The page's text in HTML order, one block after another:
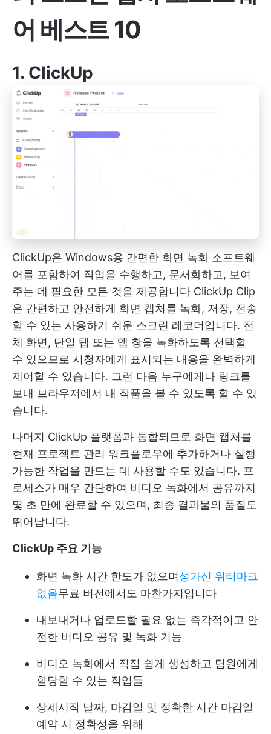
어 베스트 10
1. ClickUp
ClickUp은 Windows용 간편한 화면 녹화 소프트웨
어를 포함하여 작업을 수행하고, 문서화하고, 보여
주는 데 필요한 모든 것을 제공합니다 ClickUp Clip
은 간편하고 안전하게 화면 캡처를 녹화, 저장, 전송
할 수 있는 사용하기 쉬운 스크린 레코더입니다. 전
체 화면, 단일 탭 또는 앱 창을 녹화하도록 선택할
수 있으므로 시청자에게 표시되는 내용을 완벽하게
제어할 수 있습니다. 그런 다음 누구에게나 링크를
보내 브라우저에서 내 작품을 볼 수 있도록 할 수 있
습니다.
나머지 ClickUp 플랫폼과 통합되므로 화면 캡처를
현재 프로젝트 관리 워크플로우에 추가하거나 실행
가능한 작업을 만드는 데 사용할 수도 있습니다. 프
로세스가 매우 간단하여 비디오 녹화에서 공유까지
몇 초 만에 완료할 수 있으며, 최종 결과물의 품질도
뛰어납니다.
ClickUp 주요 기능
화면 녹화 시간 한도가 없으며성가신 워터마크
없음무료 버전에서도 마찬가지입니다
내보내거나 업로드할 필요 없는 즉각적이고 안
전한 비디오 공유 및 녹화 기능
비디오 녹화에서 직접 쉽게 생성하고 팀원에게
할당할 수 있는 작업들
상세시작 날짜, 마감일 및 정확한 시간 마감일
예약 시 정확성을 위해